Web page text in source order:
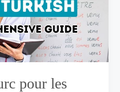
pour les